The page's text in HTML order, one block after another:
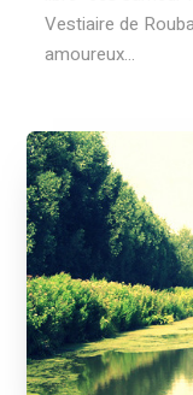
Vestiaire de
amoureux...